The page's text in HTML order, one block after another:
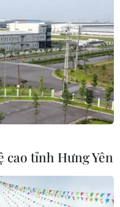
cao tỉnh Hưng Yên